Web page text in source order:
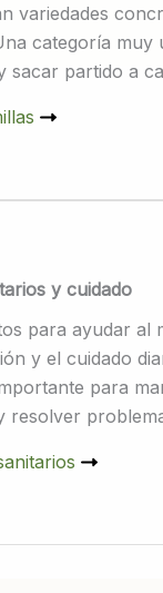
variedades
categoría muy
sacar partido a
y cuidado
para ayudar al
y el cuidado
para
resolver